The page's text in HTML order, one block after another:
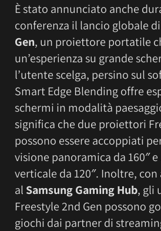
È stato annunciato anche
conferenza il lancio globale di
Gen, un proiettore portatile
un’esperienza su grande
l’utente scelga, persino sul
Smart Edge Blending offre
schermi in modalità
significa che due proiettori
possono essere accoppiati
visione panoramica da 160″
verticale da 120″. Inoltre,
al Samsung Gaming Hub, gli
Freestyle 2nd Gen possono
giochi dai partner di